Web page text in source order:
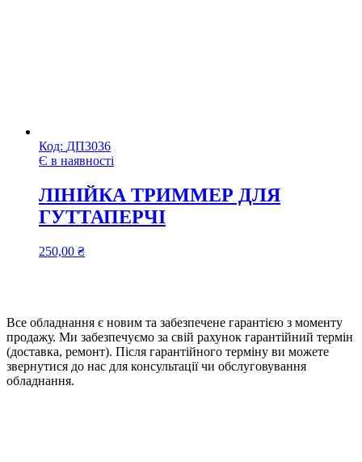
Код: ДП3036
Є в наявності
ЛІНІЙКА ТРИММЕР ДЛЯ
ГУТТАПЕРЧІ
250,00 ₴
Все обладнання є новим та забезпечене гарантією з моменту
продажу. Ми забезпечуємо за свій рахунок гарантійний термін
(доставка, ремонт). Після гарантійного терміну ви можете
звернутися до нас для консультації чи обслуговування
обладнання.